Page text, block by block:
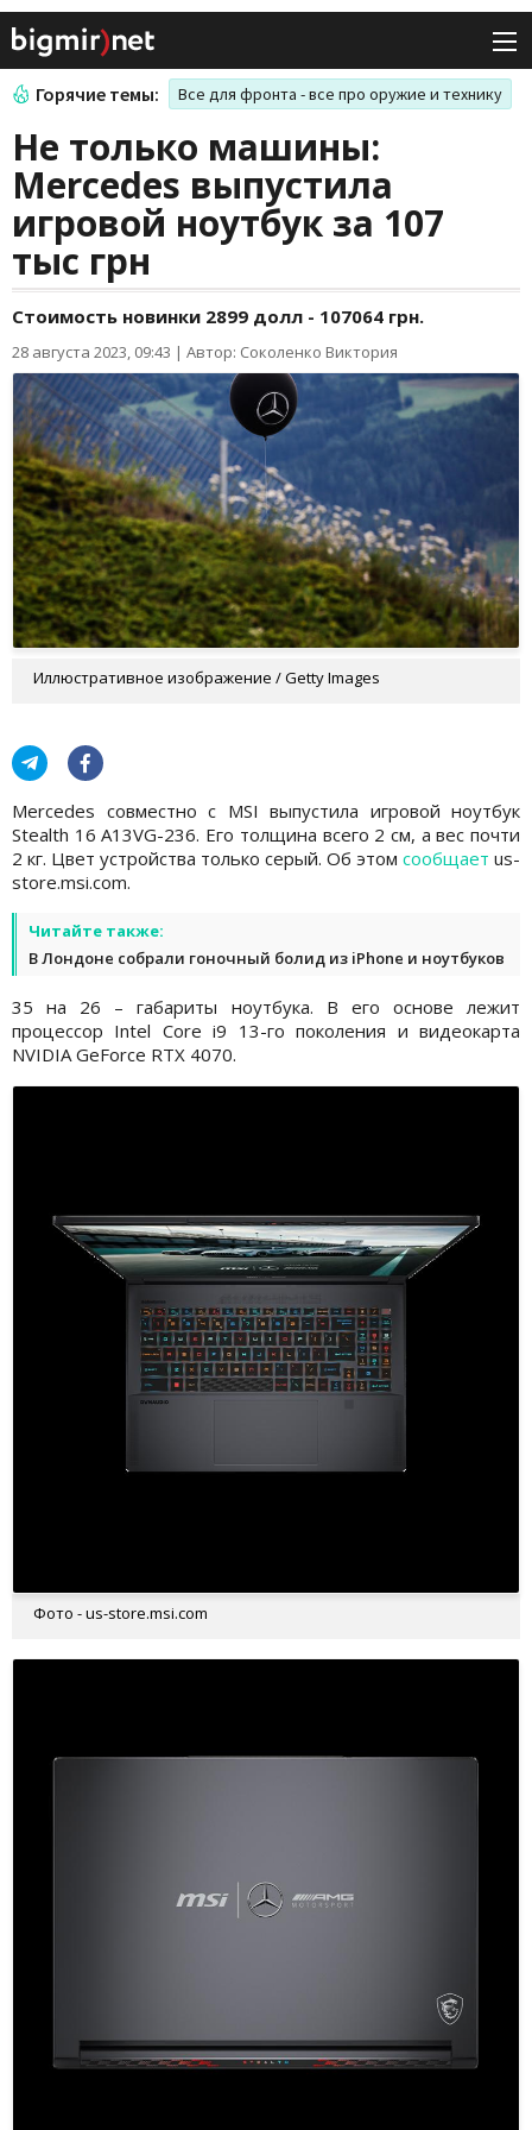
Горячие темы: Все для фронта - все про оружие и технику
Не только машины:
Mercedes выпустила
игровой ноутбук за 107
тыс грн
Стоимость новинки 2899 долл - 107064 грн.
28 августа 2023, 09:43 | Автор: Соколенко Виктория
Иллюстративное изображение / Getty Images
Mercedes совместно с MSI выпустила игровой ноутбук
Stealth 16 A13VG-236. Его толщина всего 2 см, а вес почти
2 кг. Цвет устройства только серый. Об этом сообщает us-
store.msi.com.
Читайте также:
В Лондоне собрали гоночный болид из iPhone и ноутбуков
35 на 26 – габариты ноутбука. В его основе лежит
процессор Intel Core i9 13-го поколения и видеокарта
NVIDIA GeForce RTX 4070.
Фото - us-store.msi.com